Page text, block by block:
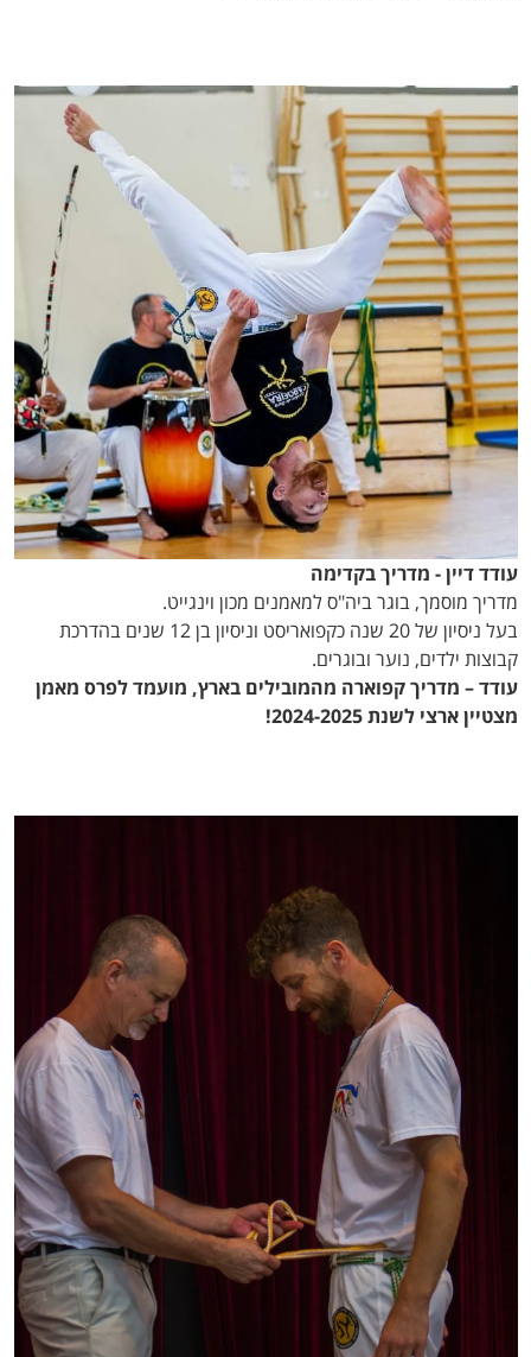
עודד דיין - מדריך בקדימה
מדריך מוסמך, בוגר ביה"ס למאמנים מכון וינגייט.
בעל ניסיון של 20 שנה כקפואריסט וניסיון בן 12 שנים בהדרכת
קבוצות ילדים, נוער ובוגרים.
עודד – מדריך קפוארה מהמובילים בארץ, מועמד לפרס מאמן
מצטיין ארצי לשנת 2024-2025!